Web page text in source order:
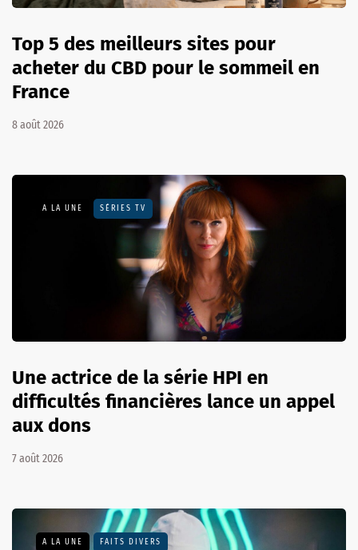
Top 5 des meilleurs sites pour
acheter du CBD pour le sommeil en
France
8 août 2026
A LA UNE SÉRIES TV
Une actrice de la série HPI en
difficultés financières lance un appel
aux dons
7 août 2026
A LA UNE FAITS DIVERS